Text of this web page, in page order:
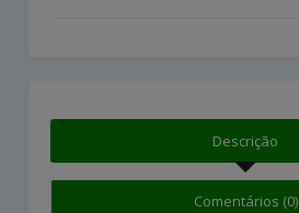
Descrição
Comentários (0)